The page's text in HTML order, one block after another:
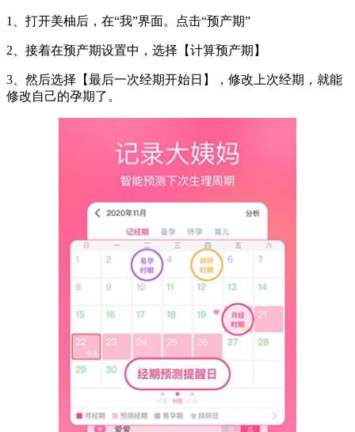
1、打开美柚后，在“我”界面。点击“预产期”
2、接着在预产期设置中，选择【计算预产期】
3、然后选择【最后一次经期开始日】，修改上次经期，就能
修改自己的孕期了。